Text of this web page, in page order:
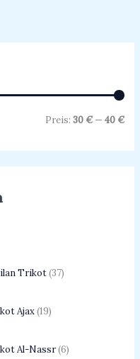
Preis: 30 €— 40 €
Trikot 37
Ajax 19
Al-Nassr 6